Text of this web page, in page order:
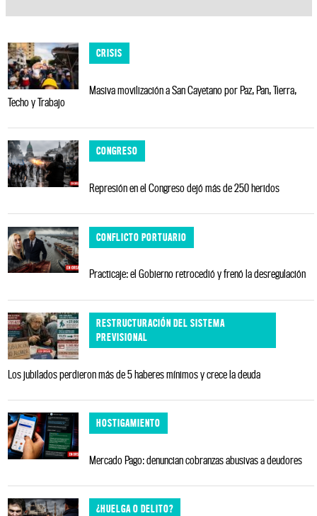
CRISIS
Masiva movilización a San Cayetano por Paz, Pan, Tierra,
Techo y Trabajo
CONGRESO
Represión en el Congreso dejó más de 250 heridos
CONFLICTO PORTUARIO
Practicaje: el Gobierno retrocedió y frenó la desregulación
RESTRUCTURACIÓN DEL SISTEMA
PREVISIONAL
Los jubilados perdieron más de 5 haberes mínimos y crece la deuda
HOSTIGAMIENTO
Mercado Pago: denuncian cobranzas abusivas a deudores
¿HUELGA O DELITO?